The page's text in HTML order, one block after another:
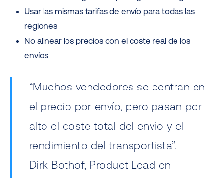
Usar las mismas tarifas de envío para todas las
regiones
No alinear los precios con el coste real de los
envíos
“Muchos vendedores se centran en
el precio por envío, pero pasan por
alto el coste total del envío y el
rendimiento del transportista”. —
Dirk Bothof, Product Lead en